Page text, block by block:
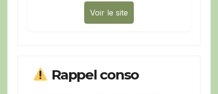
Voir le site
Rappel conso